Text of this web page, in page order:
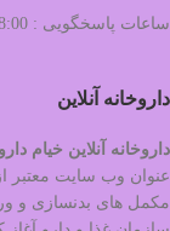
ساعات پاسخگویی : 8:00 – 21:00
داروخانه آنلاین
داروخانه آنلاین خیام دارو
مکمل های بدنسازی و